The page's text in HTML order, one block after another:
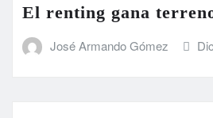
El renting gana
José Armando Gómez